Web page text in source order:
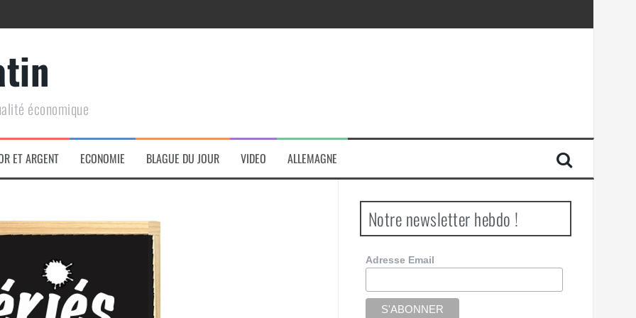
de conquête géopolitique massive
économique
ET ARGENT ECONOMIE BLAGUE DU JOUR VIDEO ALLEMAGNE
Notre newsletter hebdo !
Adresse Email